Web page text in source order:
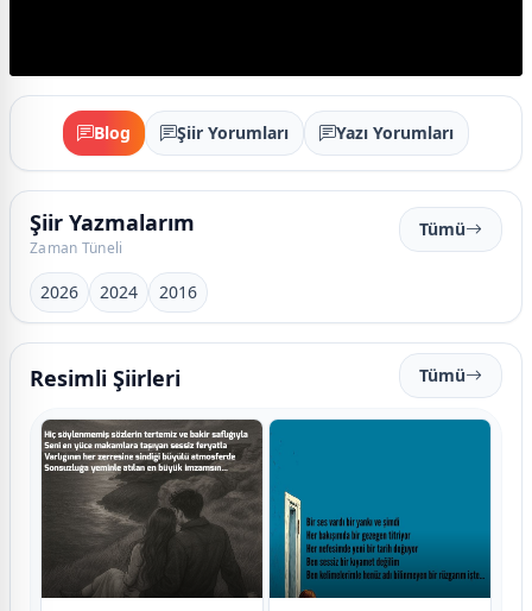
Blog Şiir Yorumları Yazı Yorumları
Şiir Yazmalarım
Zaman Tüneli
Tümü
2026 2024 2016
Resimli Şiirleri Tümü